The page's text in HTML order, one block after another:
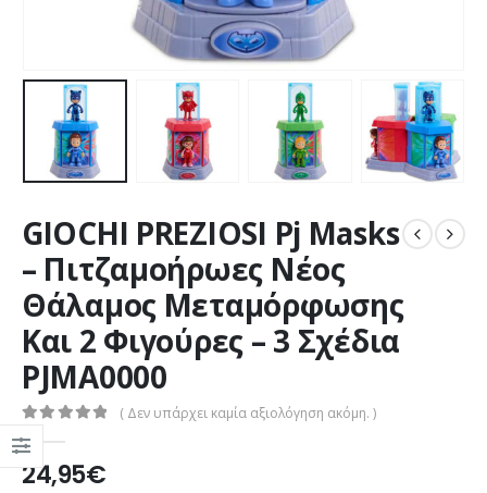
GIOCHI PREZIOSI Pj Masks
– Πιτζαμοήρωες Νέος
Θάλαμος Μεταμόρφωσης
Και 2 Φιγούρες – 3 Σχέδια
PJMA0000
( Δεν υπάρχει καμία αξιολόγηση ακόμη. )
24,95€